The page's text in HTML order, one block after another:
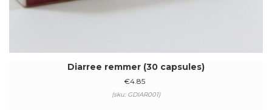
Diarree remmer (30 capsules)
€4.85
(sku: GDIAR001)